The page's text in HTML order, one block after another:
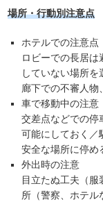
場所・行動別注意点
ホテルでの注意点
ロビーでの長居
していない場所
廊下での不審人物
車で移動中の注意
交差点などでの停
可能にしておく／
安全な場所に停め
外出時の注意
目立たぬ工夫（
所（警察、ホテル